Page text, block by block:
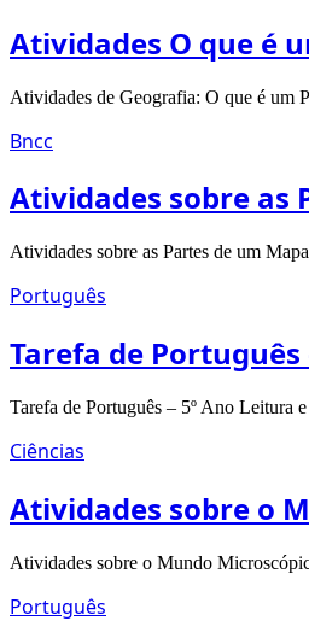
Atividades O que é
Atividades de Geografia: O que é um
Bncc
Atividades sobre as
Atividades sobre as Partes de um
Português
Tarefa de
Tarefa de Português – 5º Ano Leitura
Ciências
Atividades sobre o
Atividades sobre o Mundo
Português